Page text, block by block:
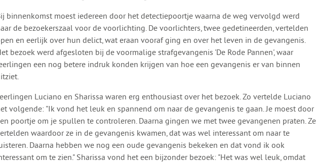
binnenkomst moest iedereen door het detectiepoortje waarna de weg vervolgd werd
de bezoekerszaal voor de voorlichting. De voorlichters, twee gedetineerden, vertelden
en eerlijk over hun delict, wat eraan vooraf ging en over het leven in de gevangenis.
bezoek werd afgesloten bij de voormalige strafgevangenis 'De Rode Pannen', waar
een nog betere indruk konden krijgen van hoe een gevangenis er van binnen
Luciano en Sharissa waren erg enthousiast over het bezoek. Zo vertelde Luciano
volgende: "Ik vond het leuk en spannend om naar de gevangenis te gaan. Je moest door
poortje om je spullen te controleren. Daarna gingen we met twee gevangenen praten. Ze
waardoor ze in de gevangenis kwamen, dat was wel interessant om naar te
Daarna hebben we nog een oude gevangenis bekeken en dat vond ik ook
om te zien." Sharissa vond het een bijzonder bezoek: "Het was wel leuk, omdat